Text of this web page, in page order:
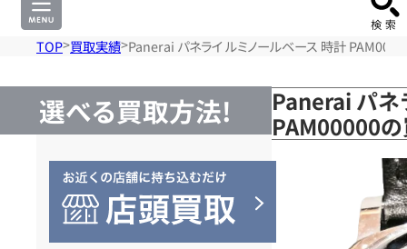
TOP 買取実績 Panerai パネライ ルミノールベース 時計
選べる買取方法!
Panerai パネ
PAM00000